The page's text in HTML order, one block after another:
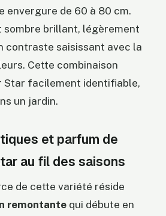
envergure de 60 à 80 cm.
sombre brillant, légèrement
contraste saisissant avec la
Cette combinaison
Star facilement identifiable,
un jardin.
et parfum de
au fil des saisons
de cette variété réside
remontante qui débute en